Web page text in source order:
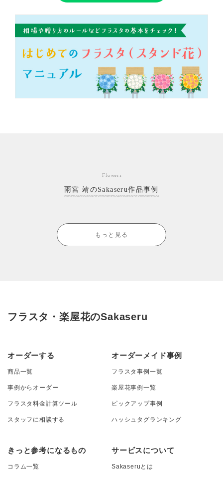
Flowers
雨宮 靖のSakaseru作品事例
もっと見る
フラスタ・楽屋花のSakaseru
オーダーする
商品一覧
事例からオーダー
フラスタ料金計算ツール
スタッフに相談する
オーダーメイド事例
フラスタ事例一覧
楽屋花事例一覧
ピックアップ事例
ハッシュタグランキング
きっと参考になるもの
コラム一覧
サービスについて
Sakaseruとは